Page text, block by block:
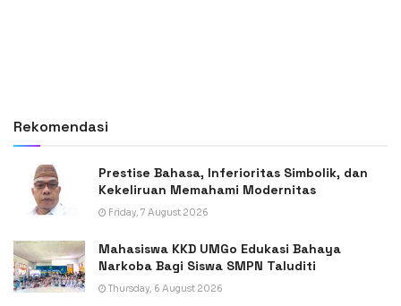
Rekomendasi
Prestise Bahasa, Inferioritas Simbolik, dan
Kekeliruan Memahami Modernitas
Friday, 7 August 2026
Mahasiswa KKD UMGo Edukasi Bahaya
Narkoba Bagi Siswa SMPN Taluditi
Thursday, 6 August 2026